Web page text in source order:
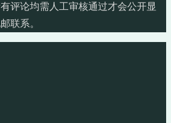
评论均需人工审核通过才会公开显
联系。